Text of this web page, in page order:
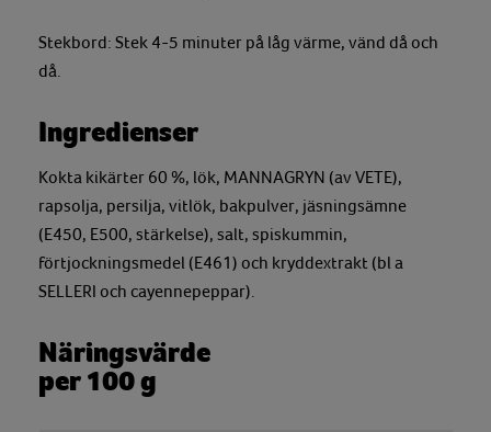
Stekbord: Stek 4-5 minuter på låg värme, vänd då och
då.
Ingredienser
Kokta kikärter 60 %, lök, MANNAGRYN (av VETE),
rapsolja, persilja, vitlök, bakpulver, jäsningsämne
(E450, E500, stärkelse), salt, spiskummin,
förtjockningsmedel (E461) och kryddextrakt (bl a
SELLERI och cayennepeppar).
Näringsvärde
per 100 g